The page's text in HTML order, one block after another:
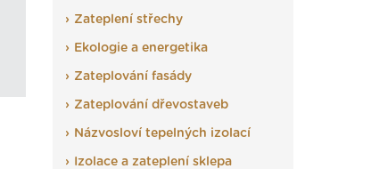
Zateplení střechy
Ekologie a energetika
Zateplování fasády
Zateplování dřevostaveb
Názvosloví tepelných izolací
Izolace a zateplení sklepa